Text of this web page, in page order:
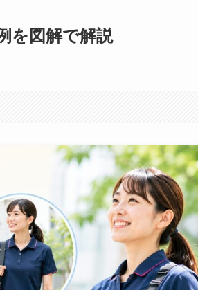
を図解で解説